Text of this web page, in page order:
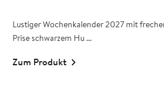
Lustiger Wochenkalender 2027 mit
Prise schwarzem Hu ...
Zum Produkt